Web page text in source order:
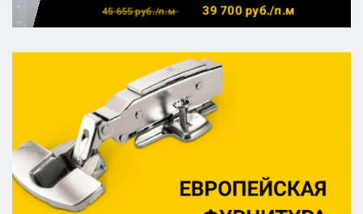
45 655руб./п.м 39 700руб./п.м